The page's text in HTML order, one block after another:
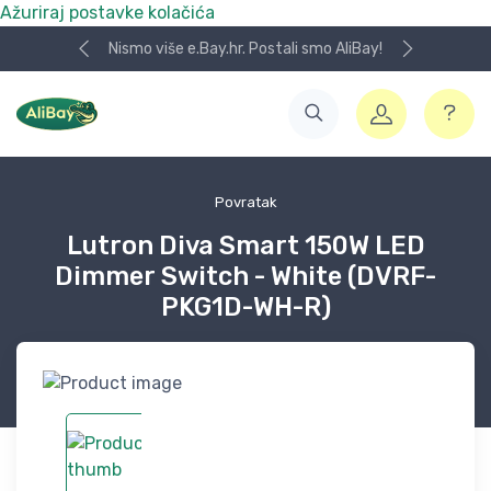
Ažuriraj postavke kolačića
Nismo više e.Bay.hr. Postali smo AliBay!
Povratak
Lutron Diva Smart 150W LED
Dimmer Switch - White (DVRF-
PKG1D-WH-R)